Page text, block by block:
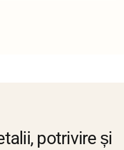
potrivire și